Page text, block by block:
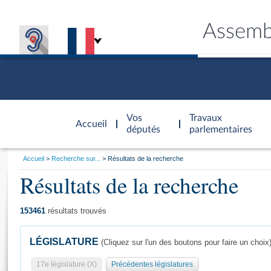
Accueil
d'accueil
Vos
députés
Travaux
parlementaires
Général
Vous
Accueil Recherche sur... Résultats de la recherche
Résultats de la recherche
153461 résultats trouvés
LÉGISLATURE (Cliquez sur l'un des boutons pour faire un choix)
17e législature (X) Précédentes législatures